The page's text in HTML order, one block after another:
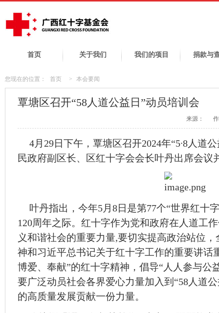
首页 关于我们 我们的项目 捐款与
您现在的位置： 首页 > 本会要闻
覃塘区召开“58人道公益日”动员培训会
来源：
4月29日下午，覃塘区召开2024年“5∙8人道
民政府副区长、区红十字会会长叶丹出席会议
叶丹指出，今年5月8日是第77个“世界红十
120周年之际。红十字作为党和政府在人道工
义和谐社会的重要力量,要切实提高政治站位
神和习近平总书记关于红十字工作的重要讲话
博爱、奉献”的红十字精神，倡导“人人参与公
要广泛动员社会各界爱心力量加入到“58人道
的高质量发展贡献一份力量。